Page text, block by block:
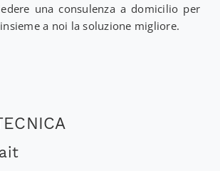
una consulenza a domicilio per
a noi la soluzione migliore.